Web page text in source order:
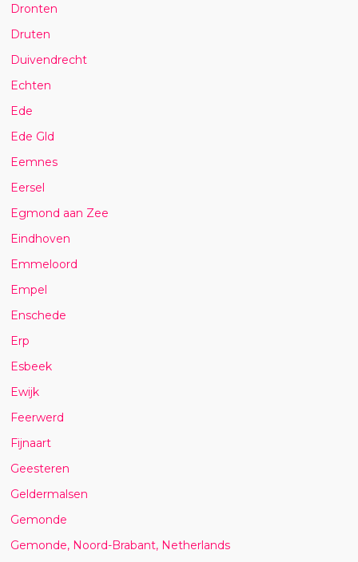
Dronten
Druten
Duivendrecht
Echten
Ede
Ede Gld
Eemnes
Eersel
Egmond aan Zee
Eindhoven
Emmeloord
Empel
Enschede
Erp
Esbeek
Ewijk
Feerwerd
Fijnaart
Geesteren
Geldermalsen
Gemonde
Gemonde, Noord-Brabant, Netherlands